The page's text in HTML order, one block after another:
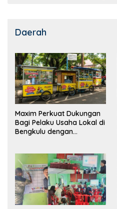
Daerah
Maxim Perkuat Dukungan
Bagi Pelaku Usaha Lokal di
Bengkulu dengan
Pasar